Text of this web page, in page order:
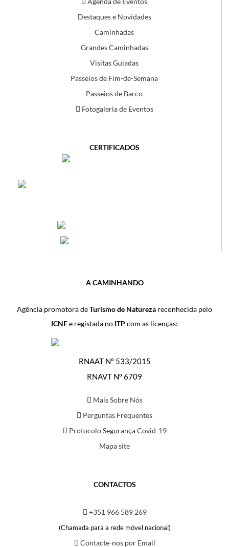
Destaques e Novidades
Caminhadas
Grandes Caminhadas
Visitas Guiadas
Passeios de Fim-de-Semana
Passeios de Barco
Fotogaleria de Eventos
CERTIFICADOS
A CAMINHANDO
Agência promotora deTurismo de Natureza reconhecida pelo
ICNFe registada no ITPcom as licenças:
RNAAT Nº 533/2015
RNAVT Nº 6709
Mais Sobre Nós
Perguntas Frequentes
Protocolo Segurança Covid-19
Mapa site
CONTACTOS
+351 966 589 269
(Chamada para a rede móvel nacional)
Contacte-nos por Email